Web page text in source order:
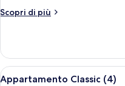
Scopri di più
Altri
Classic
(3)
Apri
6
Appartamento Classic (4)